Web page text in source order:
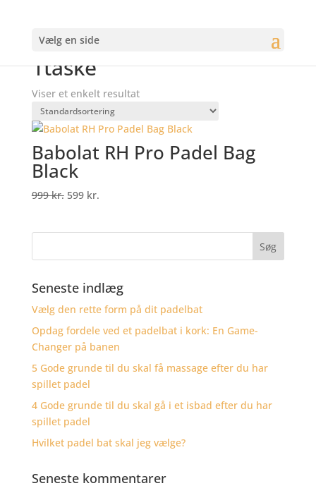
Vælg en side
Forside
1taske
Viser et enkelt resultat
Babolat RH Pro Padel Bag
Black
999kr. Original
599 kr.Current
Seneste indlæg
Vælg den rette form på dit padelbat
Opdag fordele ved et padelbat i kork: En Game-
Changer på banen
5 Gode grunde til du skal få massage efter du har
spillet padel
4 Gode grunde til du skal gå i et isbad efter du har
spillet padel
Hvilket padel bat skal jeg vælge?
Seneste kommentarer